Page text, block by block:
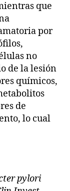
que
por
no
de la lesión
químicos,
de
lo cual
pylori